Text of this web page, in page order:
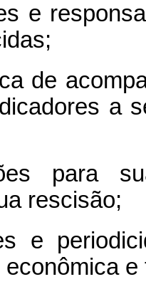
e
de
a
para
rescisão;
e
e